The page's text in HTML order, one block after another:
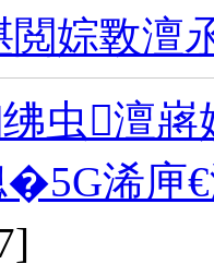
婃斁澶
虫澶嶈
�5G浠庘